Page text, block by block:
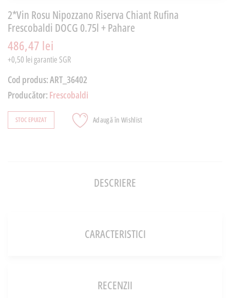
2*Vin Rosu Nipozzano Riserva Chiant Rufina
Frescobaldi DOCG 0.75l + Pahare
486,47 lei
+0,50 lei garantie SGR
Cod produs:ART_36402
Producător: Frescobaldi
STOC EPUIZAT Adaugă în Wishlist
DESCRIERE
CARACTERISTICI
RECENZII